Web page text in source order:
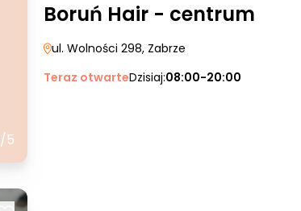
/5
Boruń Hair - centrum
ul. Wolności 298, Zabrze
Teraz otwarteDzisiaj:08:00-20:00